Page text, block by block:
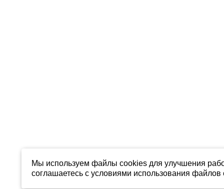
Мы используем файлы cookies для улучшения
соглашаетесь с условиями использования файлов